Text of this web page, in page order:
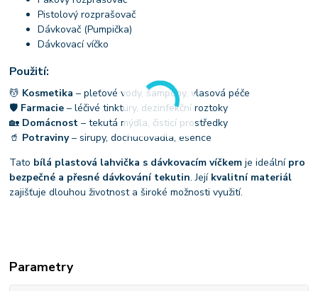
Pistolový rozprašovač
Dávkovač (Pumpička)
Dávkovací víčko
Použití:
💆 Kosmetika – pleťové vody, šampony, vlasová péče
🛡 Farmacie – léčivé tinktury, dezinfekční roztoky
🏡 Domácnost – tekutá mýdla, čisticí prostředky
🥤 Potraviny– sirupy, dochucovadla, esence
Tato bílá plastová lahvička s dávkovacím víčkem je ideální pro
bezpečné a přesné dávkování tekutin. Její kvalitní materiál
zajišťuje dlouhou životnost a široké možnosti využití.
Parametry